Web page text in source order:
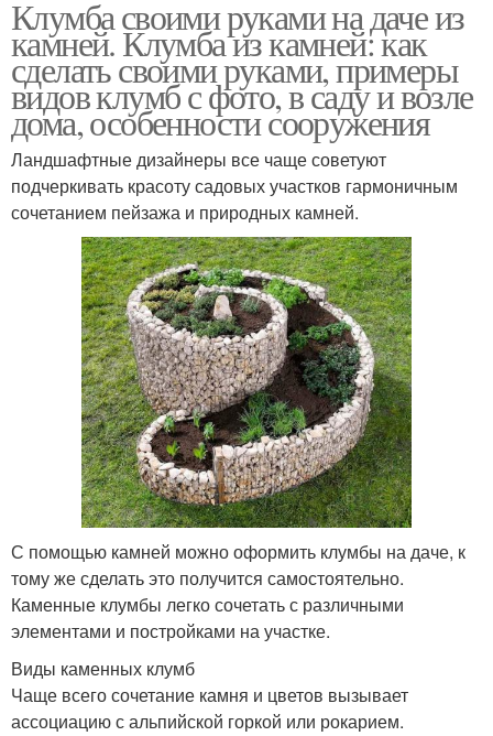
Клумба своими руками на даче из
камней. Клумба из камней: как
сделать своими руками, примеры
видов клумб с фото, в саду и возле
дома, особенности сооружения
Ландшафтные дизайнеры все чаще советуют
подчеркивать красоту садовых участков гармоничным
сочетанием пейзажа и природных камней.
С помощью камней можно оформить клумбы на даче, к
тому же сделать это получится самостоятельно.
Каменные клумбы легко сочетать с различными
элементами и постройками на участке.
Виды каменных клумб
Чаще всего сочетание камня и цветов вызывает
ассоциацию с альпийской горкой или рокарием.